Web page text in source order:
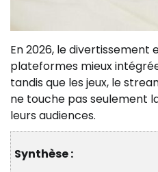
En 2026, le divertissement
plateformes mieux
tandis que les jeux, le
ne touche pas seulement
leurs audiences.
Synthèse :